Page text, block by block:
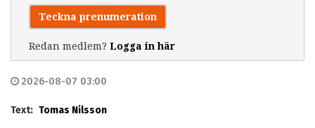
Teckna prenumeration
Redan medlem? Logga in här
2026-08-07 03:00
Text: Tomas Nilsson